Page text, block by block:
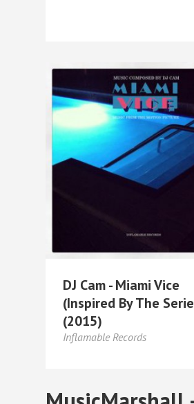
DJ Cam - Miami Vice
(Inspired By The
(2015)
Inflamable Records